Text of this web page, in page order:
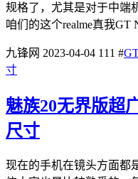
规格了，尤其是对于中端
咱们的这个realme真我GT
九锋网 2023-04-04 111 #
寸
魅族20无界版超
尺寸
现在的手机在镜头方面都